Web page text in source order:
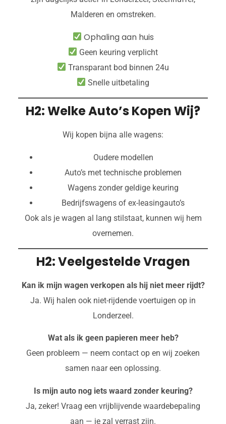
Malderen en omstreken.
Ophaling aan huis
Geen keuring verplicht
Transparant bod binnen 24u
Snelle uitbetaling
H2: Welke Auto’s Kopen Wij?
Wij kopen bijna alle wagens:
Oudere modellen
Auto’s met technische problemen
Wagens zonder geldige keuring
Bedrijfswagens of ex-leasingauto’s
Ook als je wagen al lang stilstaat, kunnen wij hem
overnemen.
H2: Veelgestelde Vragen
Kan ik mijn wagen verkopen als hij niet meer rijdt?
Ja. Wij halen ook niet-rijdende voertuigen op in
Londerzeel.
Wat als ik geen papieren meer heb?
Geen probleem — neem contact op en wij zoeken
samen naar een oplossing.
Is mijn auto nog iets waard zonder keuring?
Ja, zeker! Vraag een vrijblijvende waardebepaling
aan — je zal verrast zijn.